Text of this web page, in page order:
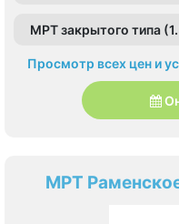
МРТ закрытого типа
Просмотр всех цен и
МРТ